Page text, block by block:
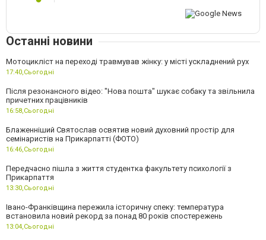
Останні новини
Мотоцикліст на переході травмував жінку: у місті ускладнений рух
17:40,Сьогодні
Після резонансного відео: "Нова пошта" шукає собаку та звільнила
причетних працівників
16:58,Сьогодні
Блаженніший Святослав освятив новий духовний простір для
семінаристів на Прикарпатті (ФОТО)
16:46,Сьогодні
Передчасно пішла з життя студентка факультету психології з
Прикарпаття
13:30,Сьогодні
Івано-Франківщина пережила історичну спеку: температура
встановила новий рекорд за понад 80 років спостережень
13:04,Сьогодні